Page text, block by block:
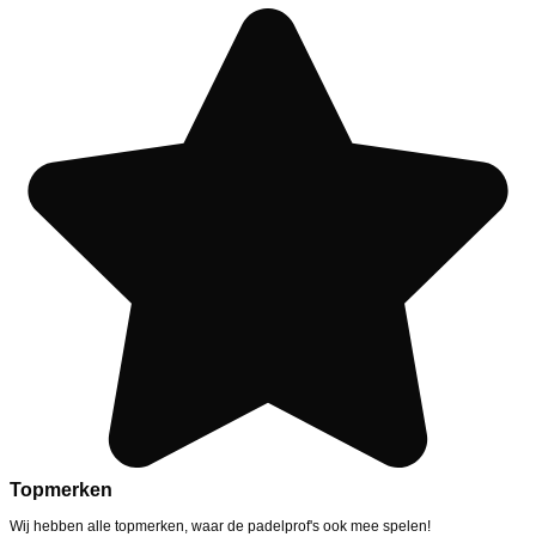
Topmerken
Wij hebben alle topmerken, waar de padelprof's ook mee spelen!